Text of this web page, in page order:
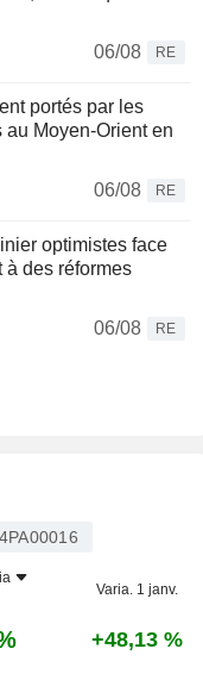
06/08
RE
portés par les
Moyen-Orient en
06/08
RE
optimistes face
des réformes
06/08
RE
Varia. 1 janv.
+48,13 %